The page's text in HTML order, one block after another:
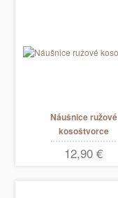
Náušnice ružové
kosoštvorce
12,90 €